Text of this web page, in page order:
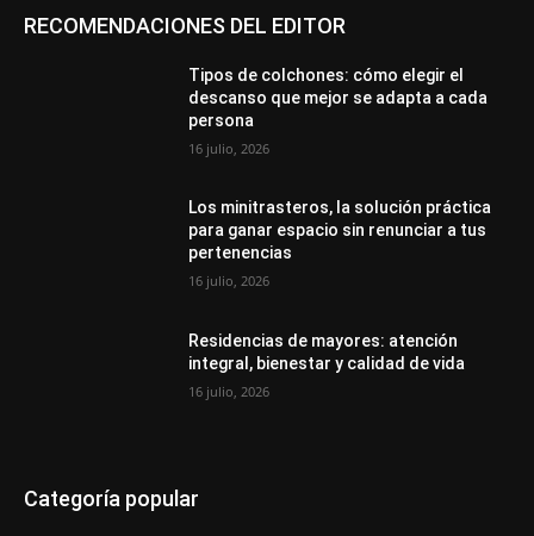
RECOMENDACIONES DEL EDITOR
Tipos de colchones: cómo elegir el
descanso que mejor se adapta a cada
persona
16 julio, 2026
Los minitrasteros, la solución práctica
para ganar espacio sin renunciar a tus
pertenencias
16 julio, 2026
Residencias de mayores: atención
integral, bienestar y calidad de vida
16 julio, 2026
Categoría popular